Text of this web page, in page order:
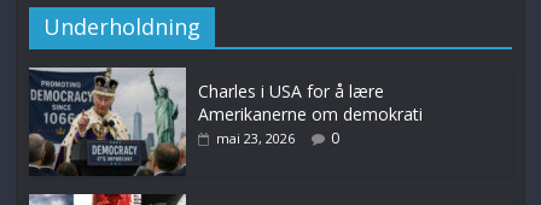
Underholdning
Charles i USA for å lære
Amerikanerne om demokrati
mai 23, 2026 0